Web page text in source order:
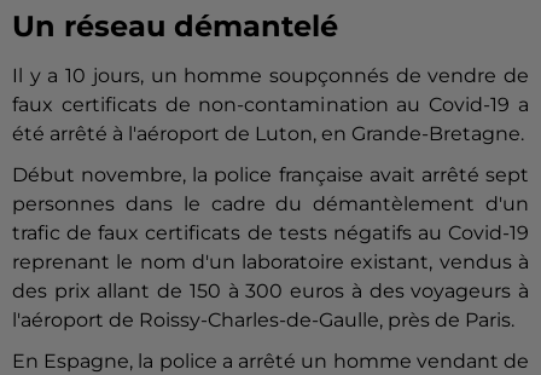
Un réseau démantelé
Il y a 10 jours, un homme soupçonnés de vendre de
faux certificats de non-contamination au Covid-19 a
été arrêté à l'aéroport de Luton, en Grande-Bretagne.
Début novembre, la police française avait arrêté sept
personnes dans le cadre du démantèlement d'un
trafic de faux certificats de tests négatifs au Covid-19
reprenant le nom d'un laboratoire existant, vendus à
des prix allant de 150 à 300 euros à des voyageurs à
l'aéroport de Roissy-Charles-de-Gaulle, près de Paris.
En Espagne, la police a arrêté un homme vendant de